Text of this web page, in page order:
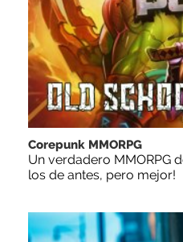
Corepunk MMORPG
Un verdadero MMORPG
los de antes, pero mejor!